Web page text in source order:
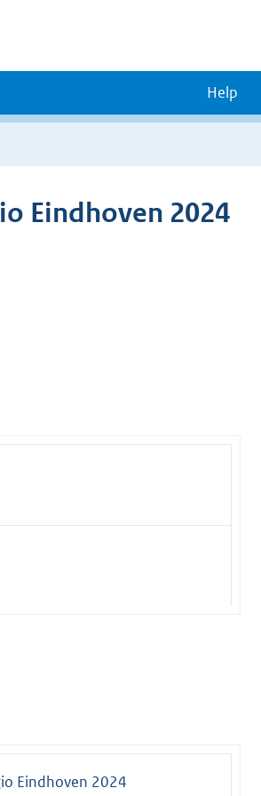
Help
Eindhoven 2024
Eindhoven 2024